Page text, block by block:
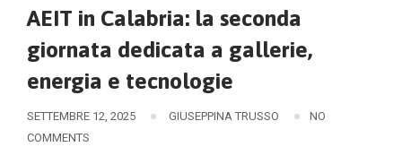
AEIT in Calabria: la seconda
giornata dedicata a gallerie,
energia e tecnologie
SETTEMBRE 12, 2025 GIUSEPPINA TRUSSO
NO
COMMENTS